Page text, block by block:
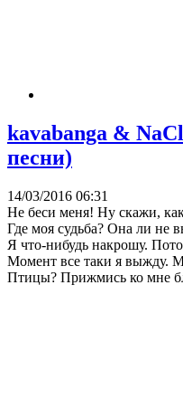
kavabanga &
песни)
14/03/2016 06:31
Не беси меня! Ну скажи,
Где моя судьба? Она ли не
Я что-нибудь накрошу.
Момент все таки я выжду.
Птицы? Прижмись ко мне